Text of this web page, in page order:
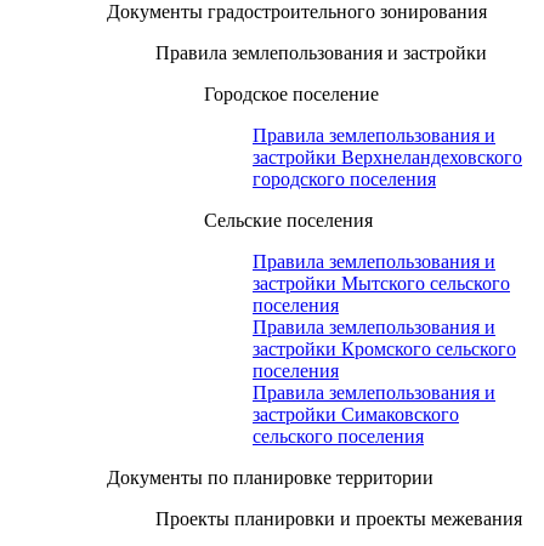
Документы градостроительного зонирования
Правила землепользования и застройки
Городское поселение
Правила землепользования и
застройки Верхнеландеховского
городского поселения
Сельские поселения
Правила землепользования и
застройки Мытского сельского
поселения
Правила землепользования и
застройки Кромского сельского
поселения
Правила землепользования и
застройки Симаковского
сельского поселения
Документы по планировке территории
Проекты планировки и проекты межевания